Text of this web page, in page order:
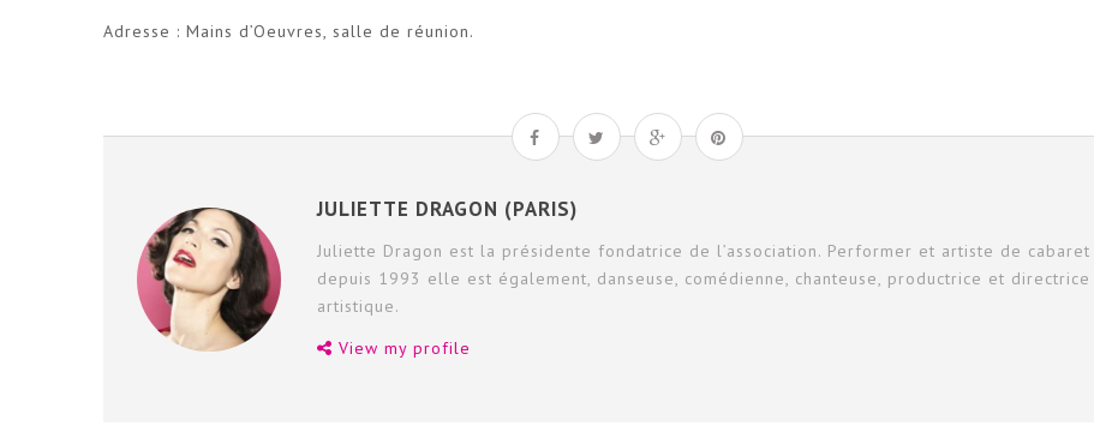
Adresse : Mains d’Oeuvres, salle de réunion.
JULIETTE DRAGON (PARIS)
Juliette Dragon est la présidente fondatrice de l’association. Performer et artiste de cabaret
depuis 1993 elle est également, danseuse, comédienne, chanteuse, productrice et directrice
artistique.
View my profile